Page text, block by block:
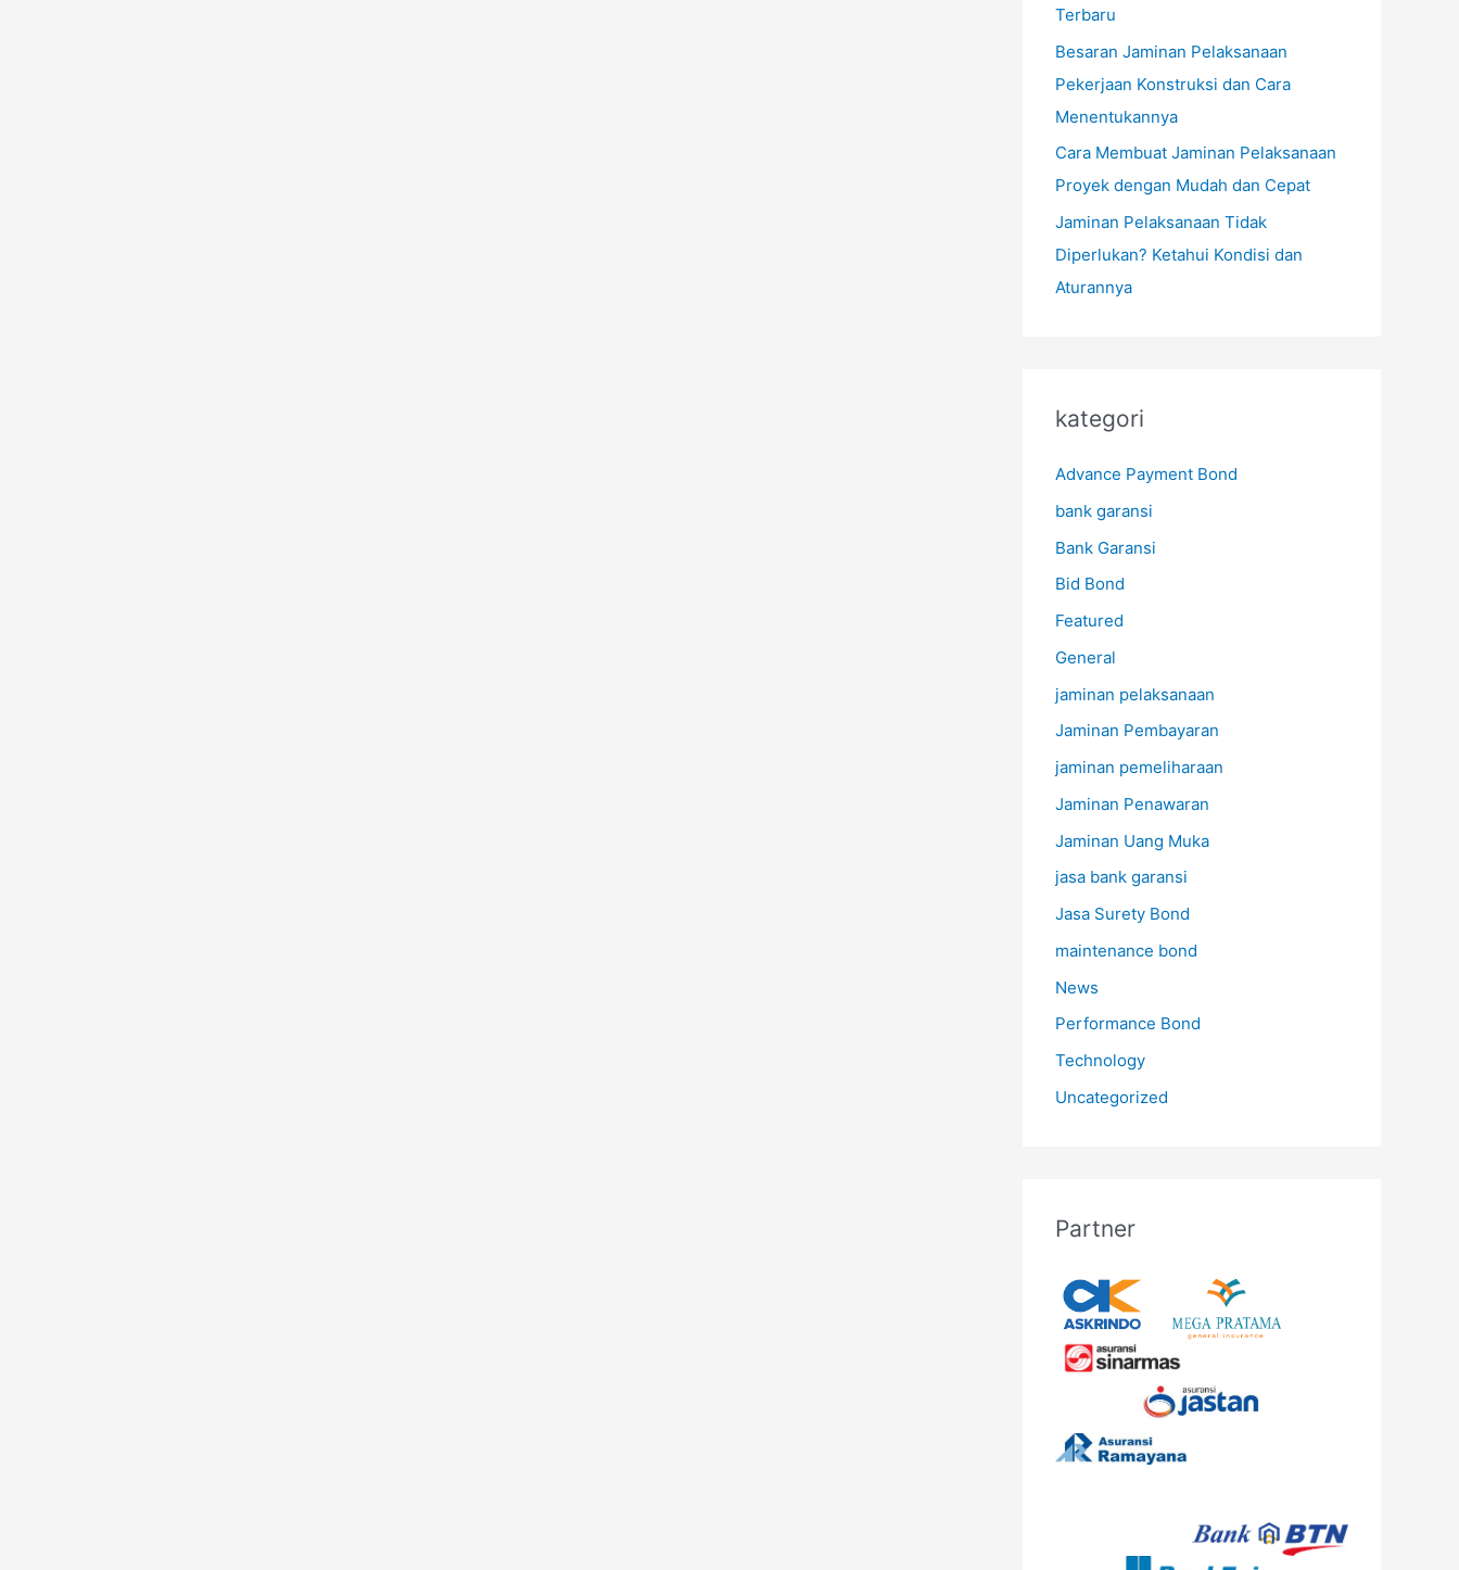
Terbaru
Besaran Jaminan Pelaksanaan
Pekerjaan Konstruksi dan Cara
Menentukannya
Cara Membuat Jaminan Pelaksanaan
Proyek dengan Mudah dan Cepat
Jaminan Pelaksanaan Tidak
Diperlukan? Ketahui Kondisi dan
Aturannya
kategori
Advance Payment Bond
bank garansi
Bank Garansi
Bid Bond
Featured
General
jaminan pelaksanaan
Jaminan Pembayaran
jaminan pemeliharaan
Jaminan Penawaran
Jaminan Uang Muka
jasa bank garansi
Jasa Surety Bond
maintenance bond
News
Performance Bond
Technology
Uncategorized
Partner